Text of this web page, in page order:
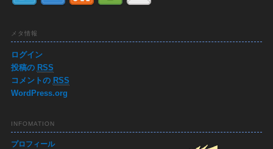
メタ情報
ログイン
投稿の RSS
コメントの RSS
WordPress.org
INFOMATION
プロフィール